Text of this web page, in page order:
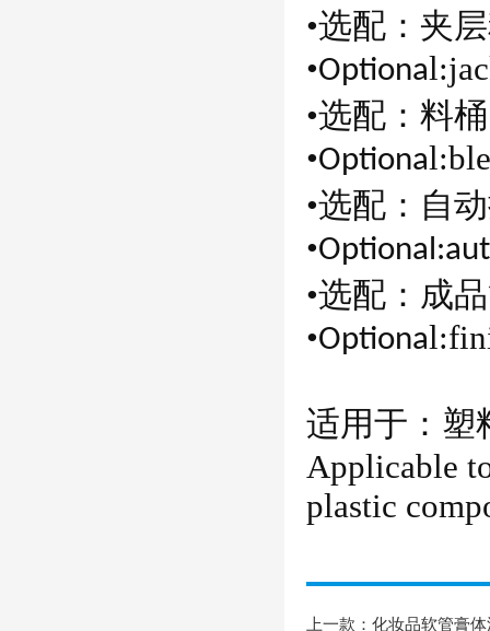
•选配：夹
•Optional:
•选配：料
•Optional:
•选配：自
•
•选配：成
•Optional:
适用于：塑
Applicable
plastic
上一款： 化妆品软管膏